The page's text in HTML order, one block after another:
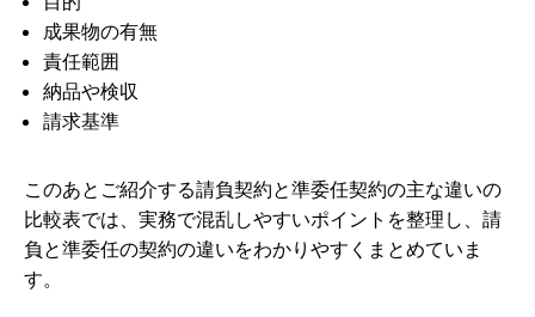
成果物の有無
責任範囲
納品や検収
請求基準
このあとご紹介する請負契約と準委任契約の主な違いの
比較表では、実務で混乱しやすいポイントを整理し、請
負と準委任の契約の違いをわかりやすくまとめていま
す。